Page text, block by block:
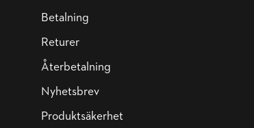
Betalning
Returer
Återbetalning
Nyhetsbrev
Produktsäkerhet